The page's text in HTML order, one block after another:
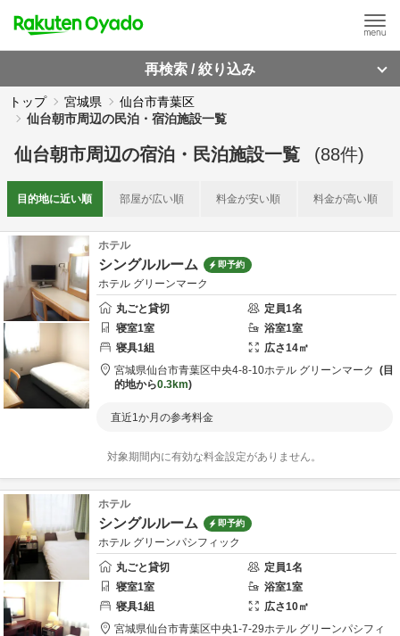
再検索 / 絞り込み
トップ 宮城県
仙台市青葉区
仙台朝市周辺の民泊・宿泊施設一覧
仙台朝市周辺の宿泊・民泊施設一覧 (88件)
目的地に近い順 部屋が広い順 料金が安い順 料金が高い順
ホテル
シングルルーム 即予約
ホテル グリーンマーク
丸ごと貸切
定員1名
寝室1室 浴室1室
寝具1組 広さ14㎡
宮城県仙台市青葉区中央4-8-10ホテル グリーンマーク
目
的地から0.3km
直近1か月の参考料金
対象期間内に有効な料金設定がありません。
ホテル
シングルルーム 即予約
ホテル グリーンパシフィック
丸ごと貸切
定員1名
寝室1室 浴室1室
寝具1組 広さ10㎡
宮城県仙台市青葉区中央1-7-29ホテル グリーンパシフィ